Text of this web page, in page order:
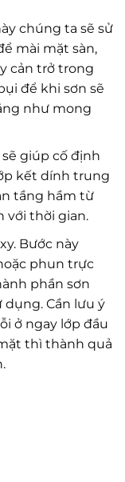
chúng ta sẽ sử
mài mặt sàn,
cản trở trong
để khi sơn sẽ
như mong
sẽ giúp cố định
kết dính trung
tầng hầm từ
với thời gian.
Bước này
phun trực
phần sơn
Cần lưu ý
ở ngay lớp đầu
thì thành quả